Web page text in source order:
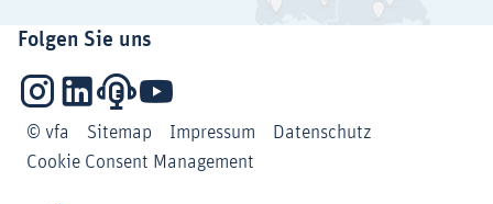
Folgen Sie uns
InstagramLinkedInPodcastsYouTube
© vfa
Sitemap Impressum
Datenschutz
Cookie Consent Management